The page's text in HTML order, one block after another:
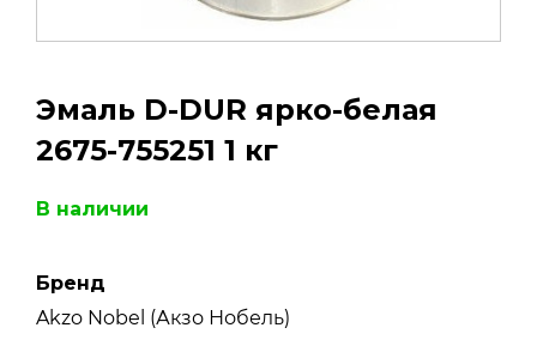
Эмаль D-DUR ярко-белая
2675-755251 1 кг​
В наличии
Бренд
Akzo Nobel (Акзо Нобель)